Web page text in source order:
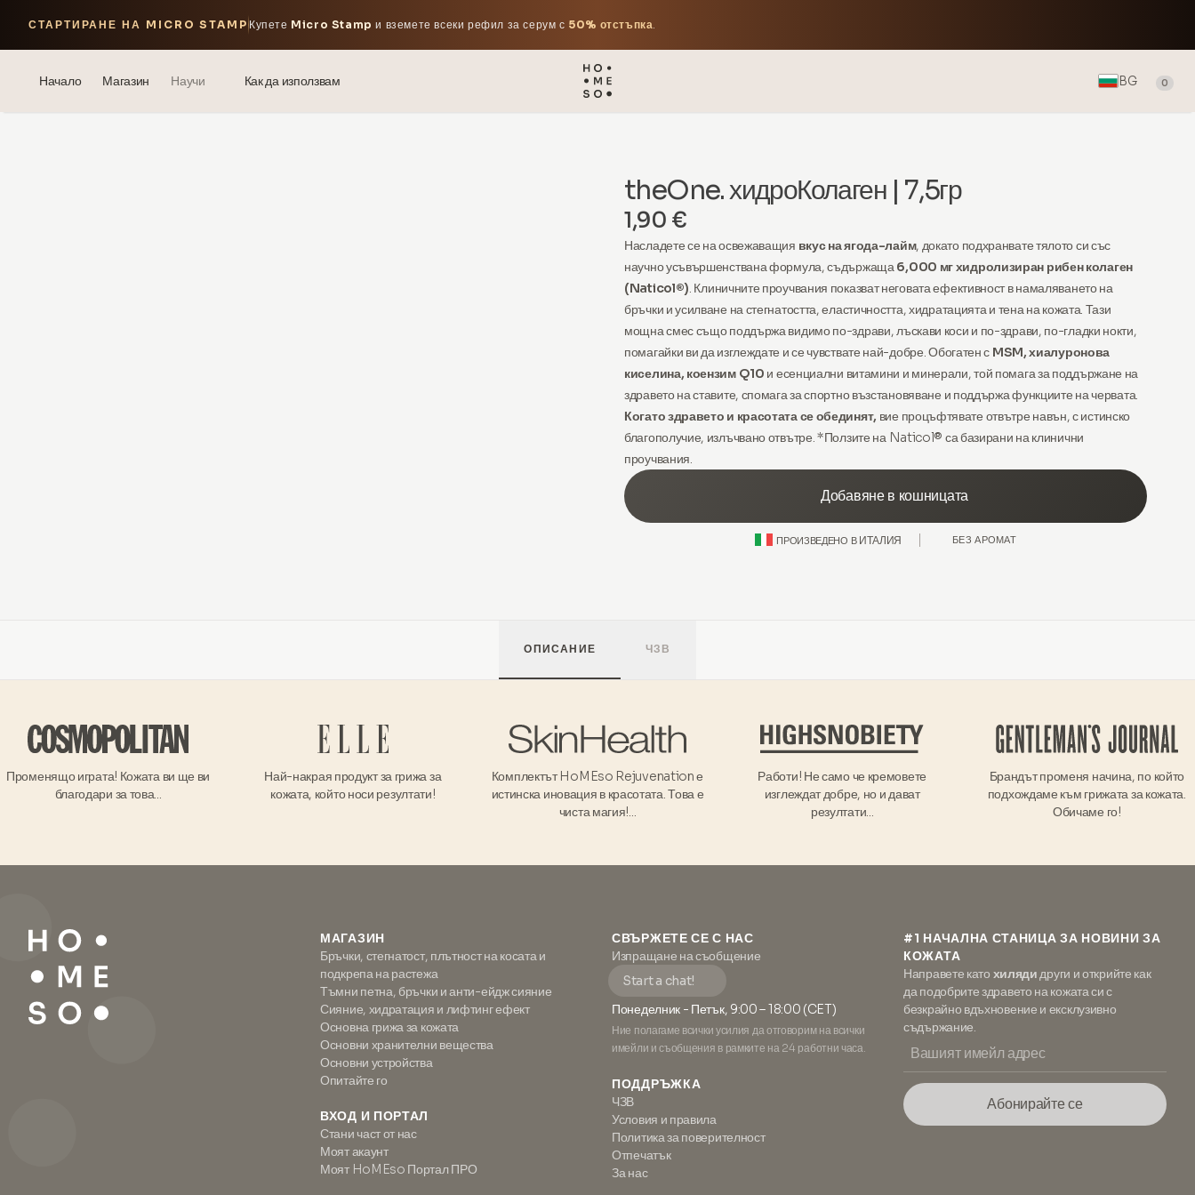
СТАРТИРАНЕ НА MICRO STAMP Купете Micro Stamp и вземете всеки рефил за серум с 50% отстъпка.
Начало Магазин Научи Как да използвам BG 0
theOne. хидроКолаген | 7,5гр
1,90 €
Насладете се на освежаващия вкус на ягода-лайм, докато подхранвате тялото си със
научно усъвършенствана формула, съдържаща6,000 мг хидролизиран рибен колаген
(Naticol®). Клиничните проучвания показват неговата ефективност в намаляването на
бръчки и усилване на стегнатостта, еластичността, хидратацията и тена на кожата. Тази
мощна смес също поддържа видимо по-здрави, лъскави коси и по-здрави, по-гладки нокти,
помагайки ви да изглеждате и се чувствате най-добре. Обогатен с MSM, хиалуронова
киселина, коензим Q10 и есенциални витамини и минерали, той помага за поддържане на
здравето на ставите, спомага за спортно възстановяване и поддържа функциите на червата.
Когато здравето и красотата се обединят, вие процъфтявате отвътре навън, с истинско
благополучие, излъчвано отвътре. *Ползите на Naticol® са базирани на клинични
проучвания.
Добавяне в кошницата
ПРОИЗВЕДЕНО В ИТАЛИЯ БЕЗ АРОМАТ
ОПИСАНИЕ ЧЗВ
Променящо играта! Кожата ви ще ви
благодари за това...
Най-накрая продукт за грижа за
кожата, който носи резултати!
Комплектът HoMEso Rejuvenation е
истинска иновация в красотата. Това е
чиста магия!...
Работи! Не само че кремовете
изглеждат добре, но и дават
резултати...
Брандът променя начина, по който
подхождаме към грижата за кожата.
Обичаме го!
МАГАЗИН
Бръчки, стегнатост, плътност на косата и
подкрепа на растежа
Тъмни петна, бръчки и анти-ейдж сияние
Сияние, хидратация и лифтинг ефект
Основна грижа за кожата
Основни хранителни вещества
Основни устройства
Опитайте го
ВХОД И ПОРТАЛ
Стани част от нас
Моят акаунт
Моят HoMEso Портал ПРО
СВЪРЖЕТЕ СЕ С НАС
Изпращане на съобщение
Start a chat!
Понеделник - Петък, 9:00 – 18:00 (CET)
Ние полагаме всички усилия да отговорим на всички
имейли и съобщения в рамките на 24 работни часа.
ПОДДРЪЖКА
ЧЗВ
Условия и правила
Политика за поверителност
Отпечатък
За нас
#1 НАЧАЛНА СТАНИЦА ЗА НОВИНИ ЗА
КОЖАТА
Направете като хилядидруги и открийте как
да подобрите здравето на кожата си с
безкрайно вдъхновение и ексклузивно
съдържание.
Абонирайте се